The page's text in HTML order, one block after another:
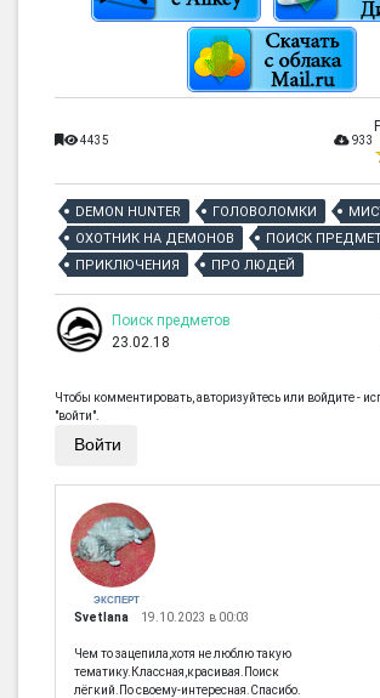
4435 933
DEMON HUNTER ГОЛОВОЛОМКИ
ОХОТНИК НА ДЕМОНОВ
ПОИСК
ПРИКЛЮЧЕНИЯ
ПРО ЛЮДЕЙ
Поиск предметов
23.02.18
Чтобы комментировать, авторизуйтесь или войдите -
"войти".
Войти
ЭКСПЕРТ
Svetlana 19.10.2023 в 00:03
Чем то зацепила,хотя не люблю такую
тематику.Классная,красивая.Поиск
лёгкий.По своему-интересная.Спасибо.